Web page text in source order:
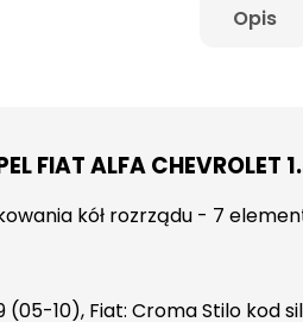
Opis
FIAT ALFA CHEVROLET
kół rozrządu - 7
(05-10), Fiat: Croma Stilo kod